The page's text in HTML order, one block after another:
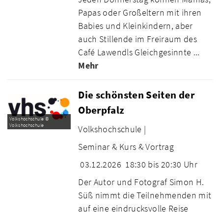
Papas oder Großeltern mit ihren
Babies und Kleinkindern, aber
auch Stillende im Freiraum des
Café Lawendls Gleichgesinnte ...
Mehr
Volkshochschule ©
Volkshochschule
Die schönsten Seiten der
Oberpfalz
Volkshochschule |
Seminar & Kurs & Vortrag
03.12.2026 18:30 bis 20:30 Uhr
Der Autor und Fotograf Simon H.
Süß nimmt die Teilnehmenden mit
auf eine eindrucksvolle Reise